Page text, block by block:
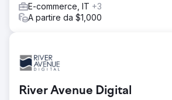
E-commerce, IT +3
A partire da $1,000
River Avenue Digital